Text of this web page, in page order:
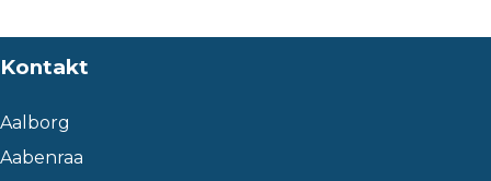
Kontakt
Aalborg
Aabenraa